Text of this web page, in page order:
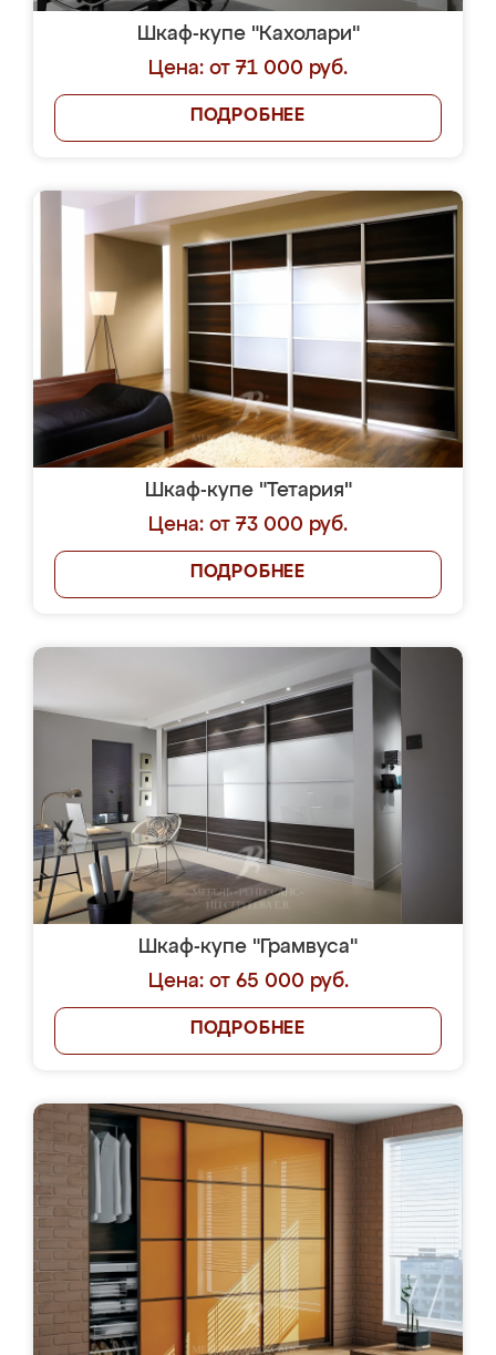
Шкаф-купе "Кахолари"
Цена: от 71 000 руб.
ПОДРОБНЕЕ
Шкаф-купе "Тетария"
Цена: от 73 000 руб.
ПОДРОБНЕЕ
Шкаф-купе "Грамвуса"
Цена: от 65 000 руб.
ПОДРОБНЕЕ